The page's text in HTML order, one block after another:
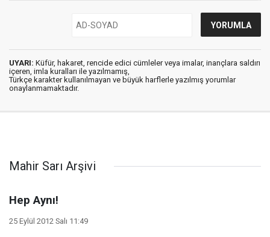
UYARI: Küfür, hakaret, rencide edici cümleler veya imalar, inançlara saldırı
içeren, imla kuralları ile yazılmamış,
Türkçe karakter kullanılmayan ve büyük harflerle yazılmış yorumlar
onaylanmamaktadır.
Mahir Sarı Arşivi
Hep Aynı!
25 Eylül 2012 Salı 11:49